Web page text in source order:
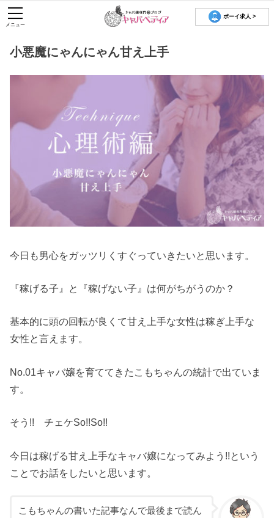
ボーイ求人 >
メニュー
小悪魔にゃんにゃん甘え上手
今日も男心をガッツリくすぐっていきたいと思います。
『稼げる子』と『稼げない子』は何がちがうのか？
基本的に頭の回転が良くて甘え上手な女性は稼ぎ上手な
女性と言えます。
No.01キャバ嬢を育ててきたこもちゃんの統計で出ていま
す。
そう!! チェケSo!!So!!
今日は稼げる甘え上手なキャバ嬢になってみよう!!という
ことでお話をしたいと思います。
こもちゃんの書いた記事なんで最後まで読ん